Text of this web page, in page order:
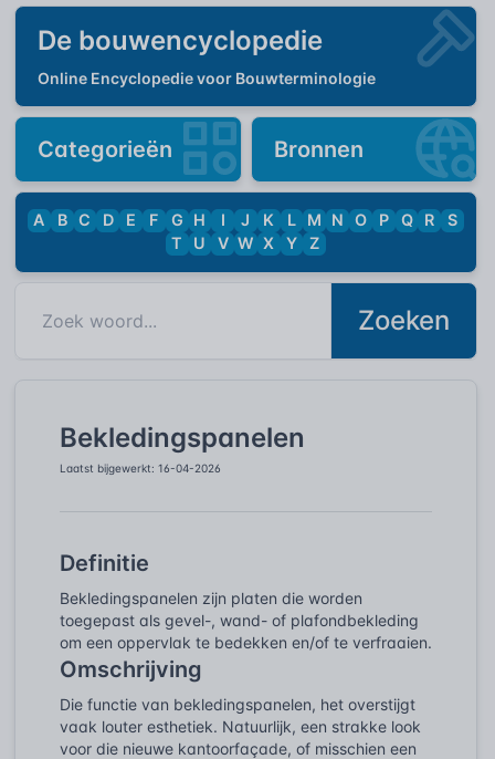
De bouwencyclopedie
Online Encyclopedie voor Bouwterminologie
Categorieën Bronnen
A B C D E F G H I J K L M N O P Q R
S
T
U V W X Y Z
Zoeken
Bekledingspanelen
Laatst bijgewerkt: 16-04-2026
Definitie
Bekledingspanelen zijn platen die worden
toegepast als gevel-, wand- of plafondbekleding
om een oppervlak te bedekken en/of te verfraaien.
Omschrijving
Die functie van bekledingspanelen, het overstijgt
vaak louter esthetiek. Natuurlijk, een strakke look
voor die nieuwe kantoorfaçade, of misschien een